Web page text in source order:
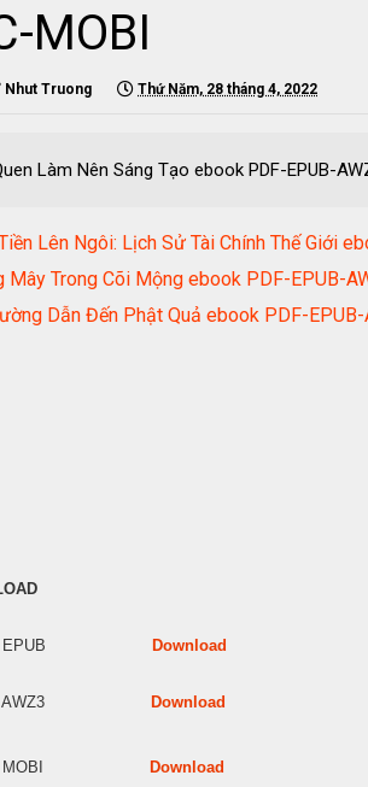
MOBI
Nhut Truong Thứ Năm, 28 tháng 4, 2022
Làm Nên Sáng Tạo ebook PDF-EPUB-
Lên Ngôi: Lịch Sử Tài Chính Thế Giới
Mây Trong Cõi Mộng ebook PDF-EPUB-
Dẫn Đến Phật Quả ebook PDF-
EPUB Download
AWZ3 Download
MOBI Download